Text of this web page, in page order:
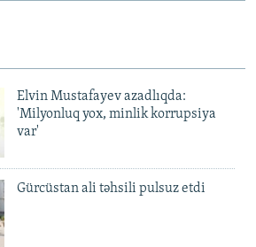
Elvin Mustafayev azadlıqda:
'Milyonluq yox, minlik korrupsiya
var'
Gürcüstan ali təhsili pulsuz etdi